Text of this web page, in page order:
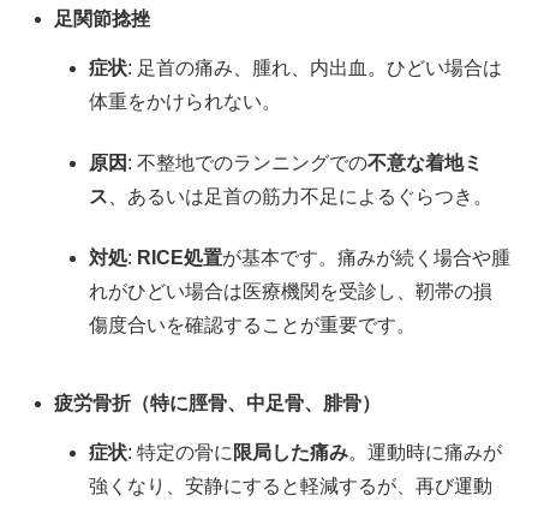
足関節捻挫
症状: 足首の痛み、腫れ、内出血。ひどい場合は
体重をかけられない。
原因 : 不整地でのランニングでの不意な着地ミ
ス 、あるいは足首の筋力不足によるぐらつき。
対処: RICE処置が基本です。痛みが続く場合や腫
れがひどい場合は医療機関を受診し、靭帯の損
傷度合いを確認することが重要です。
疲労骨折（特に脛骨、中足骨、腓骨）
症状: 特定の骨に 限局した痛み。運動時に痛みが
強くなり、安静にすると軽減するが、再び運動